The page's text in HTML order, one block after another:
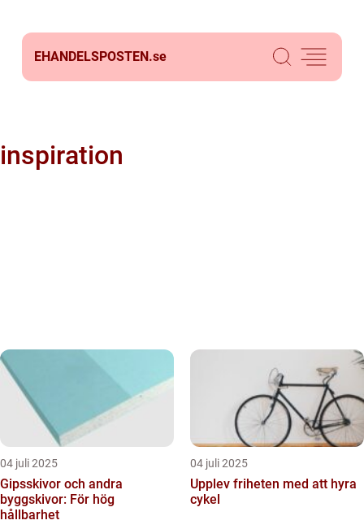
EHANDELSPOSTEN.se
inspiration
04 juli 2025
Gipsskivor och andra
byggskivor: För hög
hållbarhet
04 juli 2025
Upplev friheten med att hyra
cykel